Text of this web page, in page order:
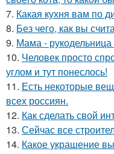
7. Какая кухня вам по
8. Без чего, как вы
9. Мама - рукодельница
10. Человек просто
углом и тут понеслось!
11. Есть некоторые
всех россиян.
12. Как сделать свой
13. Сейчас все
14. Какое украшение